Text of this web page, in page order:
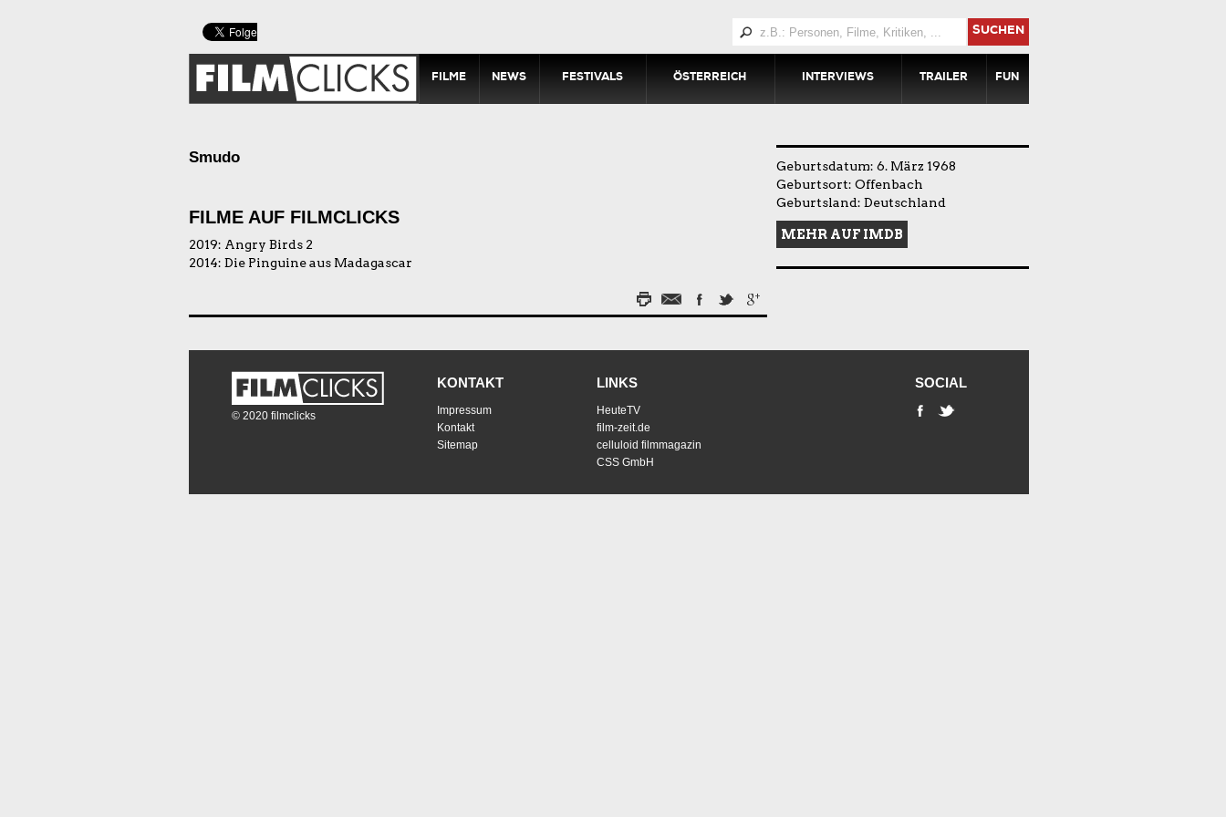
SUCHEN
FILME NEWS FESTIVALS ÖSTERREICH INTERVIEWS TRAILER FUN
Smudo
FILME AUF FILMCLICKS
2019: Angry Birds 2
2014: Die Pinguine aus Madagascar
Geburtsdatum: 6. März 1968
Geburtsort: Offenbach
Geburtsland: Deutschland
MEHR AUF IMDB
© 2020 filmclicks
KONTAKT
Impressum
Kontakt
Sitemap
LINKS
HeuteTV
film-zeit.de
celluloid filmmagazin
CSS GmbH
SOCIAL